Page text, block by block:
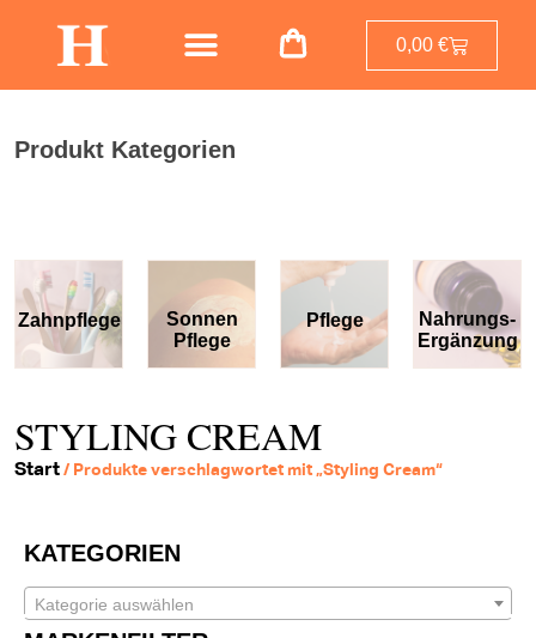
0,00€
Produkt Kategorien
Zahnpflege
Sonnen
Pflege
Pflege
Nahrungs-
Ergänzung
STYLING CREAM
Start/ Produkte verschlagwortet mit „Styling Cream“
KATEGORIEN
Kategorie auswählen